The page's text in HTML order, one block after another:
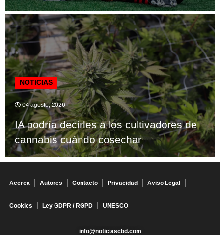
NOTICIAS
04 agosto, 2026
IA podría decirles a los cultivadores de
cannabis cuándo cosechar
Acerca Autores Contacto Privacidad Aviso Legal
Cookies Ley GDPR / RGPD UNESCO
info@noticiascbd.com